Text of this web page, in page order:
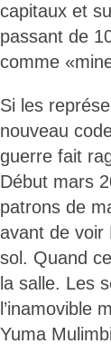
capitaux et
passant de
comme
Si les
nouveau
guerre fait
Début mars
patrons de
avant de voir
sol. Quand
la salle. Les
l’inamovible
Yuma